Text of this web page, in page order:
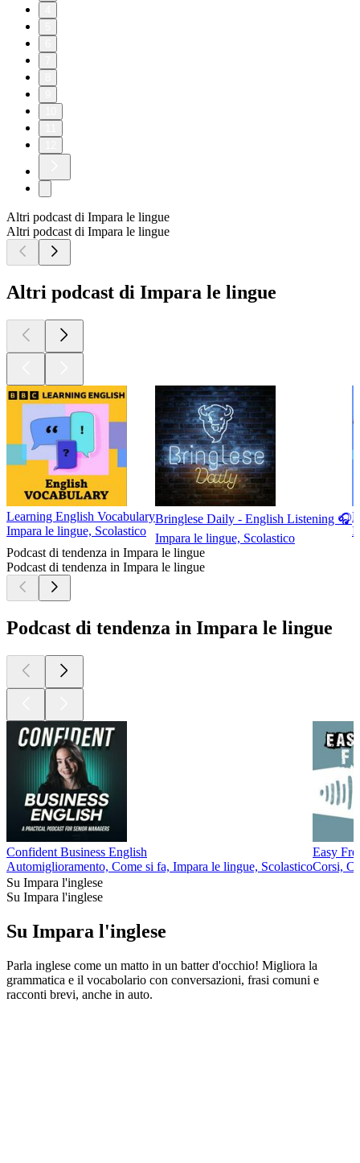
Altri podcast di Impara le lingue
Altri podcast di Impara le lingue
Altri podcast di Impara le lingue
Learning English Vocabulary
Impara le lingue, Scolastico
Bringlese Daily - English Listening 🎧
Impara le lingue, Scolastico
Podcast di tendenza in Impara le lingue
Podcast di tendenza in Impara le lingue
Podcast di tendenza in Impara le lingue
Confident Business English
Automiglioramento, Come si fa, Impara le lingue, Scolastico
Easy
Corsi,
Su Impara l'inglese
Su Impara l'inglese
Su Impara l'inglese
Parla inglese come un matto in un batter d'occhio! Migliora la
grammatica e il vocabolario con conversazioni, frasi comuni e
racconti brevi, anche in auto.